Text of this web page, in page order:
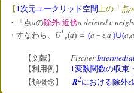
【 1次元ユークリッド空間上の「点a
・「点aの除外ε近傍a deleted ε-
・すなわち、 U*
ε(a) ＝ (a －ε,a )∪(a,a
【文献】 Fischer
【利用例】 1変数関数の収束
【類概念】R2における除外ε